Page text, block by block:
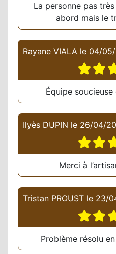
La personne pas
abord mais le
Rayane VIALA le 04/
Équipe
Ilyès DUPIN le 26/04/
Merci à
Tristan PROUST le 23/
Problème résolu